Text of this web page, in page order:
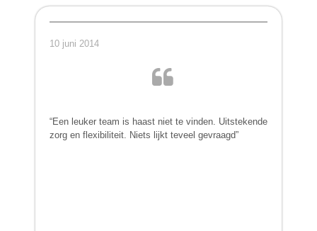
10 juni 2014
“Een leuker team is haast niet te vinden. Uitstekende
zorg en flexibiliteit. Niets lijkt teveel gevraagd”